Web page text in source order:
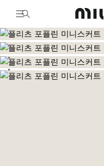
이미지로 이동 1
이미지로 이동 2
이미지로 이동 3
이미지로 이동 4
이미지로 이동 5